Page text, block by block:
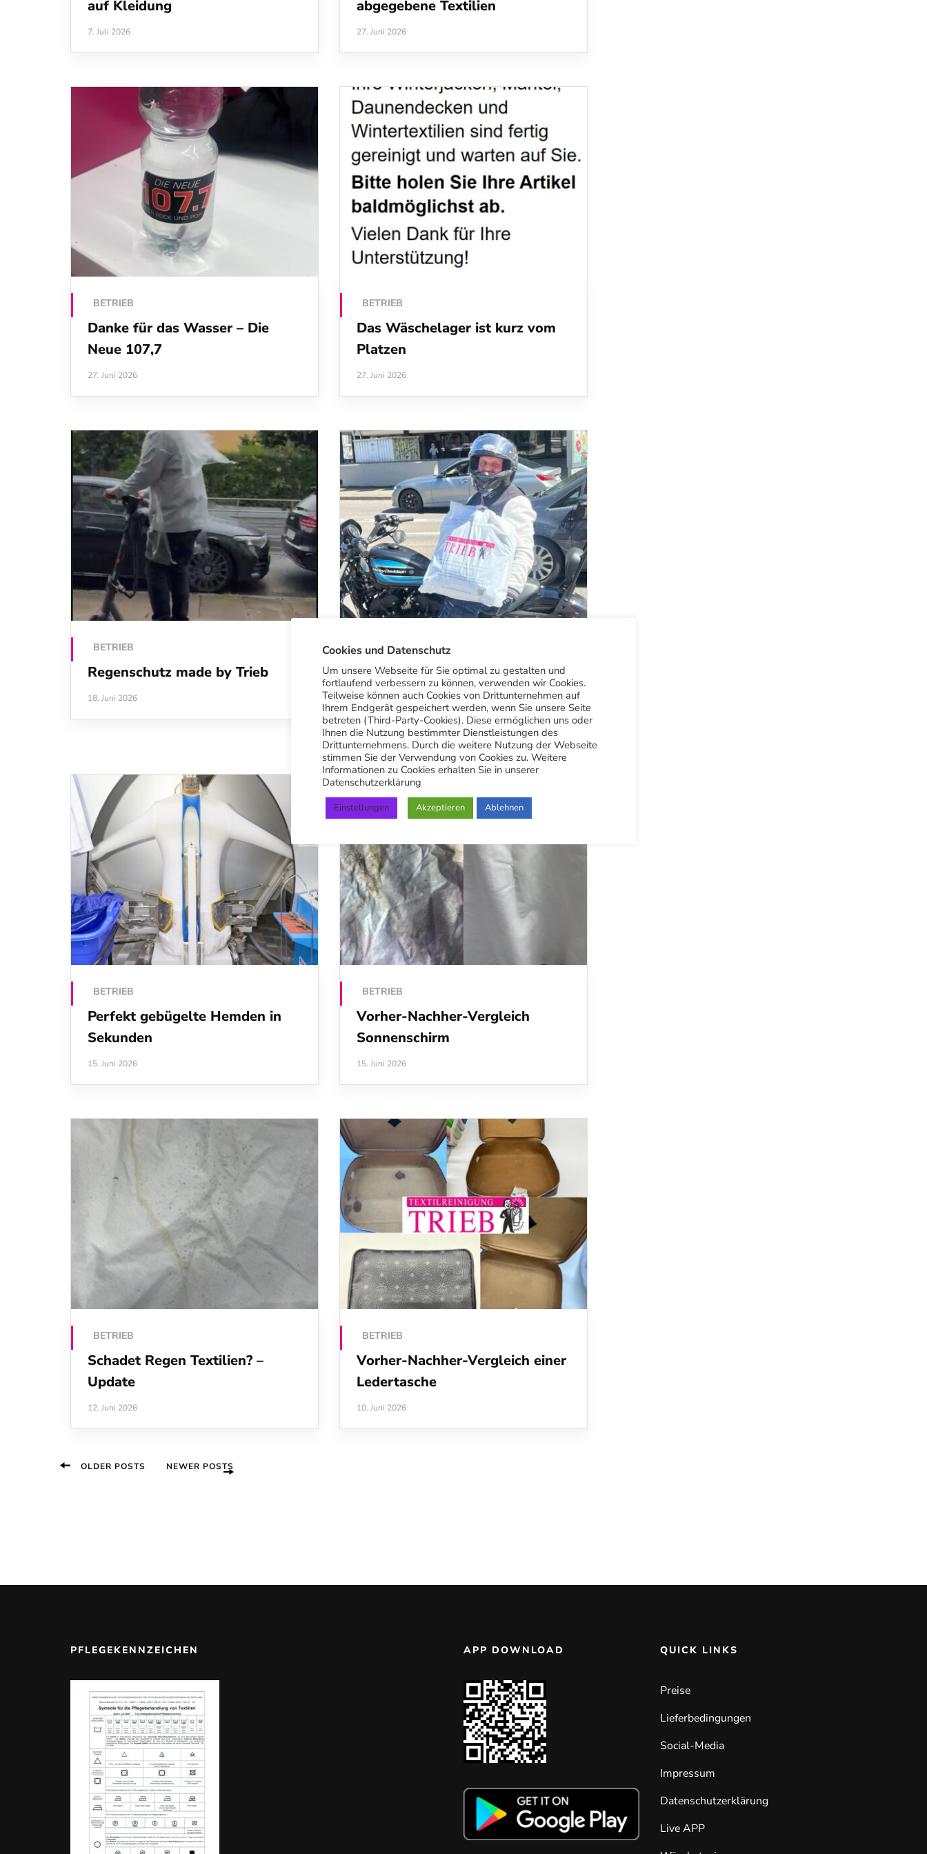
auf Kleidung
7. Juli 2026
abgegebene Textilien
27. Juni 2026
BETRIEB
Danke für das Wasser – Die
Neue 107,7
27. Juni 2026
BETRIEB
Das Wäschelager ist kurz vom
Platzen
27. Juni 2026
BETRIEB
Regenschutz made by Trieb
18. Juni 2026
BETRIEB
Stuttgart Wäschetaxi Trieb mit
Harley?
18. Juni 2026
BETRIEB
Perfekt gebügelte Hemden in
Sekunden
15. Juni 2026
BETRIEB
Vorher-Nachher-Vergleich
Sonnenschirm
15. Juni 2026
BETRIEB
Schadet Regen Textilien? –
Update
12. Juni 2026
BETRIEB
Vorher-Nachher-Vergleich einer
Ledertasche
10. Juni 2026
Beitragsnavigation
OLDER POSTS NEWER POSTS
PFLEGEKENNZEICHEN APP DOWNLOAD QUICK LINKS
Preise
Lieferbedingungen
Social-Media
Impressum
Datenschutzerklärung
Live APP
Cookies und Datenschutz
Um unsere Webseite für Sie optimal zu gestalten und
fortlaufend verbessern zu können, verwenden wir Cookies.
Teilweise können auch Cookies von Drittunternehmen auf
Ihrem Endgerät gespeichert werden, wenn Sie unsere Seite
betreten (Third-Party-Cookies). Diese ermöglichen uns oder
Ihnen die Nutzung bestimmter Dienstleistungen des
Drittunternehmens. Durch die weitere Nutzung der Webseite
stimmen Sie der Verwendung von Cookies zu. Weitere
Informationen zu Cookies erhalten Sie in unserer
Datenschutzerklärung
Einstellungen Akzeptieren Ablehnen